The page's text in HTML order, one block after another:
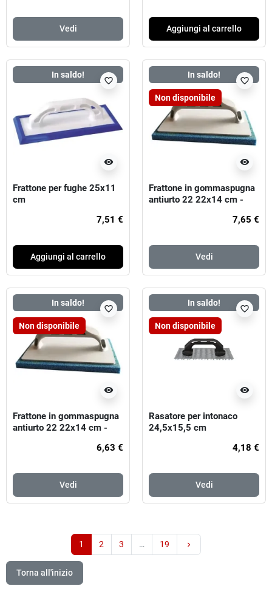
Vedi Aggiungi al carrello
In saldo!
visibility
favorite_border
Frattone per fughe 25x11
cm
7,51 €
Aggiungi al carrello
In saldo!
Non disponibile
visibility
favorite_border
Frattone in gommaspugna
antiurto 22 22x14 cm -
7,65 €
Vedi
In saldo!
Non disponibile
visibility
favorite_border
Frattone in gommaspugna
antiurto 22 22x14 cm -
6,63 €
Vedi
In saldo!
Non disponibile
visibility
favorite_border
Rasatore per intonaco
24,5x15,5 cm
4,18 €
Vedi
1 2 3 … 19 keyboard_arrow_right
Torna all'inizio